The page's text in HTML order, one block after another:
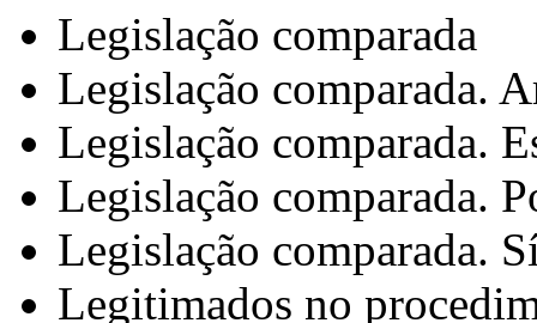
Legislação comparada
Legislação comparada.
Legislação comparada.
Legislação comparada.
Legislação comparada.
Legitimados no